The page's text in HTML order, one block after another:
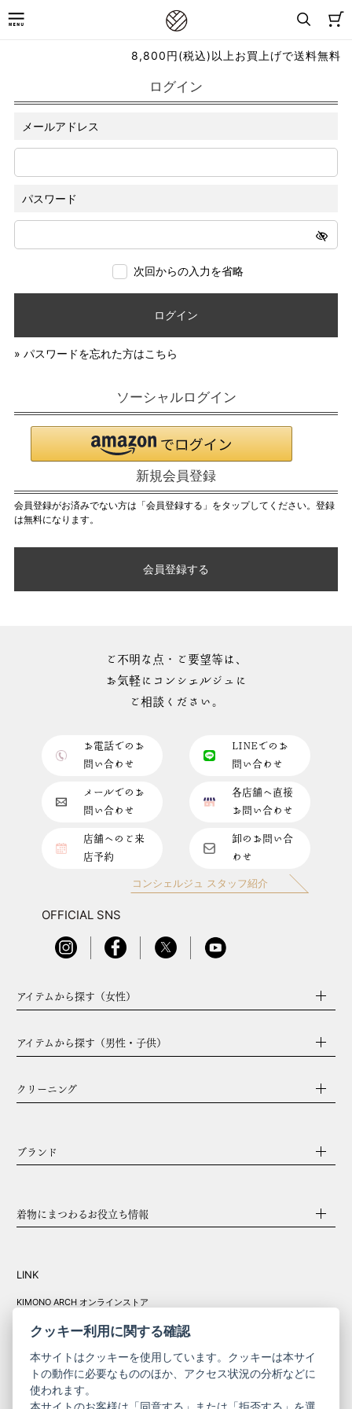
8,800円(税込)以上お買上げで送料無料
ログイン
メールアドレス
パスワード
次回からの入力を省略
ログイン
» パスワードを忘れた方はこちら
ソーシャルログイン
新規会員登録
会員登録がお済みでない方は「会員登録する」をタップしてください。登録
は無料になります。
会員登録する
ご不明な点・ご要望等は、
お気軽にコンシェルジュに
ご相談ください。
お電話でのお
問い合わせ
LINEでのお
問い合わせ
メールでのお
問い合わせ
各店舗へ直接
お問い合わせ
店舗へのご来
店予約
卸のお問い合
わせ
コンシェルジュ スタッフ紹介
OFFICIAL SNS
アイテムから探す（女性）
アイテムから探す（男性・子供）
クリーニング
ブランド
着物にまつわるお役立ち情報
LINK
KIMONO ARCH オンラインストア
きものやまと振
クッキー利用に関する確認
本サイトはクッキーを使用しています。クッキーは本サイ
トの動作に必要なもののほか、アクセス状況の分析などに
使われます。
本サイトのお客様は「同意する」または「拒否する」を選